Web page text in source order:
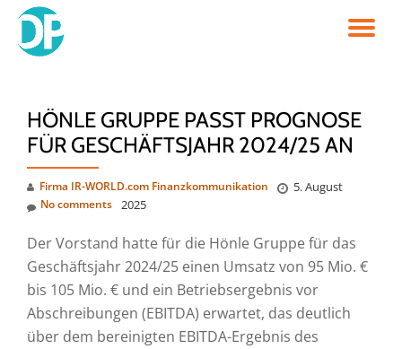
Skip
HÖNLE GRUPPE PASST PROGNOSE
FÜR GESCHÄFTSJAHR 2024/25 AN
Firma IR-WORLD.com Finanzkommunikation
5. August
2025
No comments
Der Vorstand hatte für die Hönle Gruppe für das
Geschäftsjahr 2024/25 einen Umsatz von 95 Mio. €
bis 105 Mio. € und ein Betriebsergebnis vor
Abschreibungen (EBITDA) erwartet, das deutlich
über dem bereinigten EBITDA-Ergebnis des